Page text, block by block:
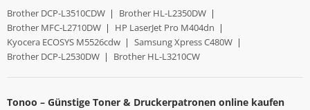
Brother DCP-L3510CDW | Brother HL-L2350DW |
Brother MFC-L2710DW | HP LaserJet Pro M404dn |
Kyocera ECOSYS M5526cdw | Samsung Xpress C480W |
Brother DCP-L2530DW | Brother HL-L3210CW
Tonoo – Günstige Toner & Druckerpatronen online kaufen